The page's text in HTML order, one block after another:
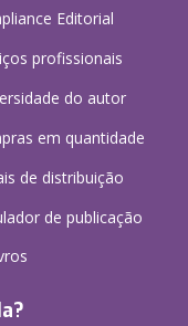
Editorial
profissionais
do autor
em quantidade
de distribuição
de publicação